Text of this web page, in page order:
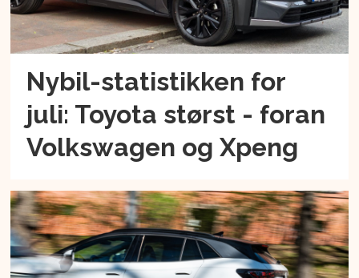
Nybil-statistikken for
juli: Toyota størst - foran
Volkswagen og Xpeng